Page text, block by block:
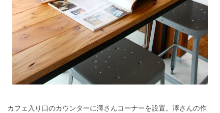
カフェ入り口のカウンターに澤さんコーナーを設置。澤さんの作